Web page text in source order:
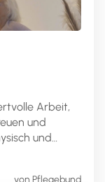
Arbeit,
und
und